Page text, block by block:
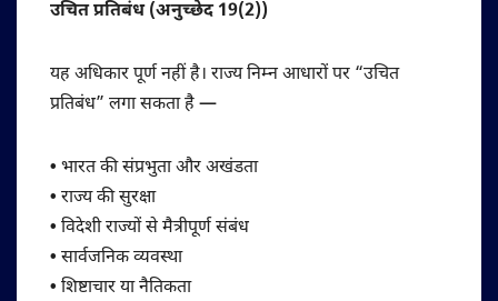
उचित प्रतिबंध (अनुच्छेद 19(2))
यह अधिकार पूर्ण नहीं है। राज्य निम्न आधारों पर “उचित
प्रतिबंध” लगा सकता है —
• भारत की संप्रभुता और अखंडता
• राज्य की सुरक्षा
• विदेशी राज्यों से मैत्रीपूर्ण संबंध
• सार्वजनिक व्यवस्था
• शिष्टाचार या नैतिकता